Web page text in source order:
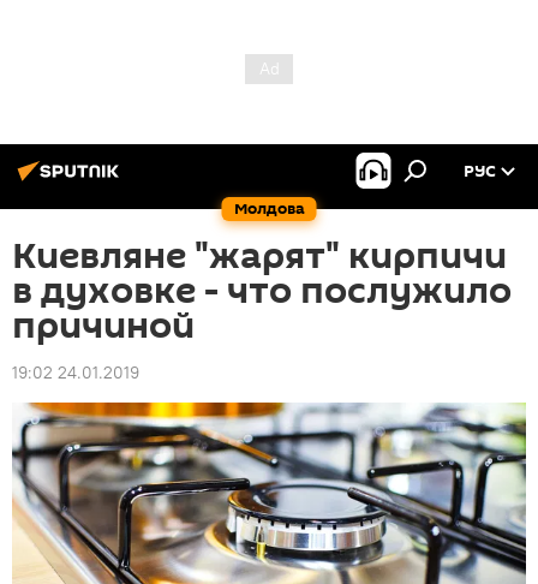
Молдова
РУС
Киевляне "жарят" кирпичи
в духовке - что послужило
причиной
19:02 24.01.2019